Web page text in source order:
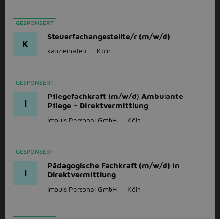
GESPONSERT
K
Steuerfachangestellte/r (m/w/d)
kanzleihafen Köln
GESPONSERT
I
Pflegefachkraft (m/w/d) Ambulante
Pflege – Direktvermittlung
Impuls Personal GmbH Köln
GESPONSERT
I
Pädagogische Fachkraft (m/w/d) in
Direktvermittlung
Impuls Personal GmbH Köln